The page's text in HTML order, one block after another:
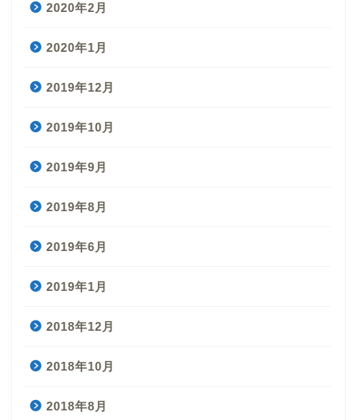
2020年2月
2020年1月
2019年12月
2019年10月
2019年9月
2019年8月
2019年6月
2019年1月
2018年12月
2018年10月
2018年8月